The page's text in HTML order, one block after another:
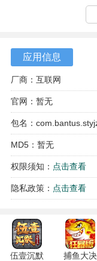
1、玩家们可以在这
英雄角色都将掌握在
应用信息
厂商：互联网
官网：暂无
包名：
MD5：暂无
权限须知： 点击查看
隐私政策： 点击查看
伍壹沉默
捕鱼大决